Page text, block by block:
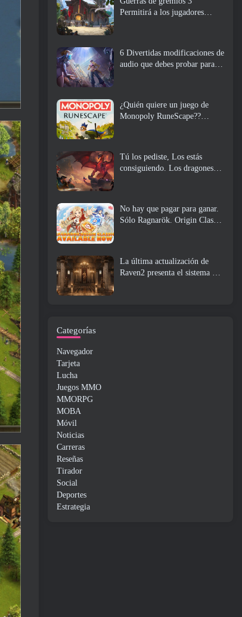
Permitirá a los jugadores
6 Divertidas modificaciones de
audio que debes probar para
¿Quién quiere un juego de
Monopoly RuneScape??
Tú los pediste, Los estás
consiguiendo. Los dragones
No hay que pagar para ganar.
Sólo Ragnarök. Origin Classic
La última actualización de
Raven2 presenta el sistema de
Categorías
Navegador
Tarjeta
Lucha
Juegos MMO
MMORPG
MOBA
Móvil
Noticias
Carreras
Reseñas
Tirador
Social
Deportes
Estrategia